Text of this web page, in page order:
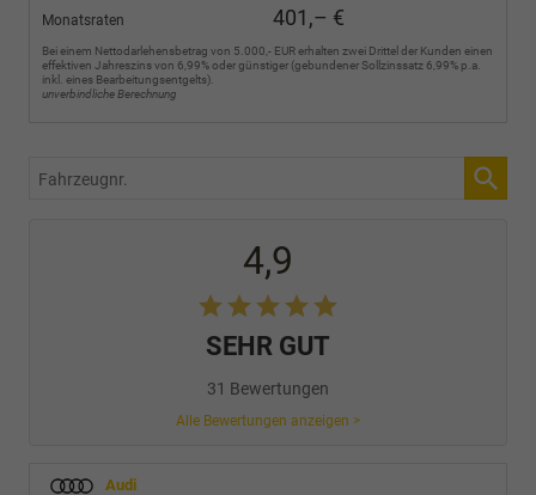
Monatsraten 401,– €
Bei einem Nettodarlehensbetrag von 5.000,- EUR erhalten zwei Drittel der Kunden einen
effektiven Jahreszins von 6,99% oder günstiger (gebundener Sollzinssatz 6,99% p.a.
inkl. eines Bearbeitungsentgelts).
unverbindliche Berechnung
Fahrzeugnr.
4,9
SEHR GUT
31 Bewertungen
Alle Bewertungen anzeigen >
Audi